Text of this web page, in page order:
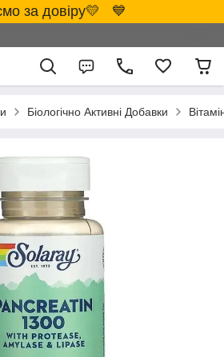
за довіру💛 💙
Біологічно Активні Добавки